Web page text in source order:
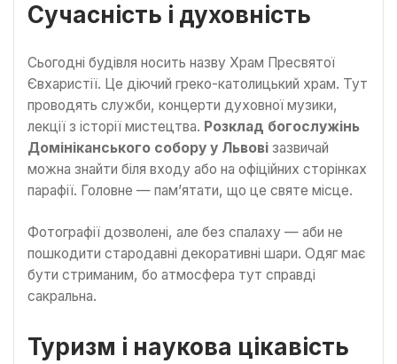
Сучасність і духовність
Сьогодні будівля носить назву Храм Пресвятої
Євхаристії. Це діючий греко-католицький храм. Тут
проводять служби, концерти духовної музики,
лекції з історії мистецтва. Розклад богослужінь
Домініканського собору у Львові зазвичай
можна знайти біля входу або на офіційних сторінках
парафії. Головне — пам’ятати, що це святе місце.
Фотографії дозволені, але без спалаху — аби не
пошкодити стародавні декоративні шари. Одяг має
бути стриманим, бо атмосфера тут справді
сакральна.
Туризм і наукова цікавість